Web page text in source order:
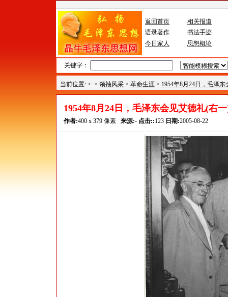
返回首页
相关报道
语录著作
书法手迹
今日家人
思想概论
关键字：
当前位置: > > 领袖风采 > 革命生涯 > 1954年8月24日，毛泽
1954年8月24日，毛泽东会见艾德礼(右
作者:400 x 379 像素 来源:- 点击::123 日期:2005-08-22